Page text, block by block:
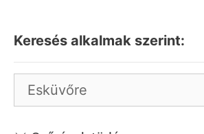
Keresés alkalmak szerint: